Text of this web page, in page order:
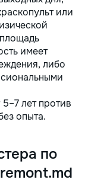
или
имеет
либо
лет против
опыта.
по